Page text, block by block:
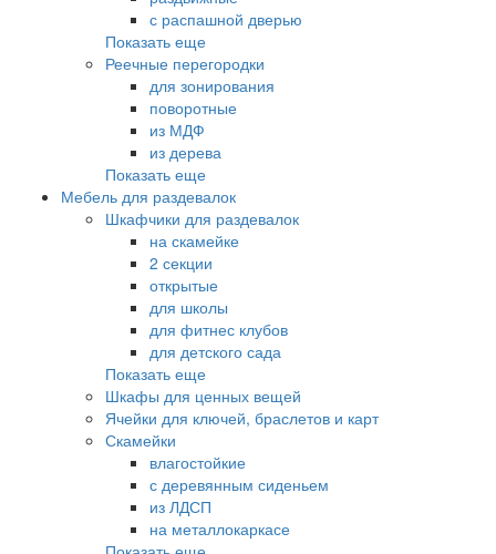
с распашной дверью
Показать еще
Реечные перегородки
для зонирования
поворотные
из МДФ
из дерева
Показать еще
Мебель для раздевалок
Шкафчики для раздевалок
на скамейке
2 секции
открытые
для школы
для фитнес клубов
для детского сада
Показать еще
Шкафы для ценных вещей
Ячейки для ключей, браслетов и карт
Скамейки
влагостойкие
с деревянным сиденьем
из ЛДСП
на металлокаркасе